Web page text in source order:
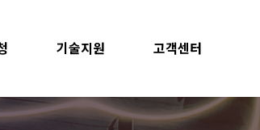
기술지원 고객센터